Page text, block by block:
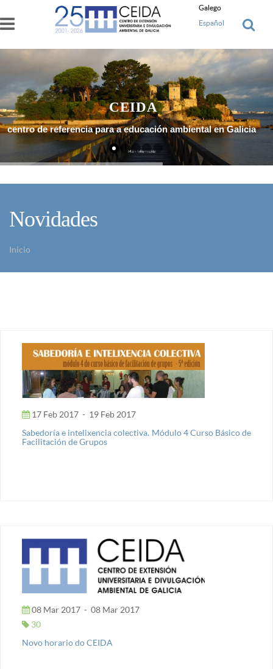
Ir o contido principal
Galego
Español
centro de referencia para a educación ambiental en Galicia
Máis Información
CEIDA
Novidades
Inicio
17 Feb 2017 - 19 Feb 2017
Sabedoría e intelixencia colectiva. Módulo 4 Curso Básico de
Facilitación de Grupos
08 Mar 2017 - 08 Mar 2017
30
Novo horario do CEIDA